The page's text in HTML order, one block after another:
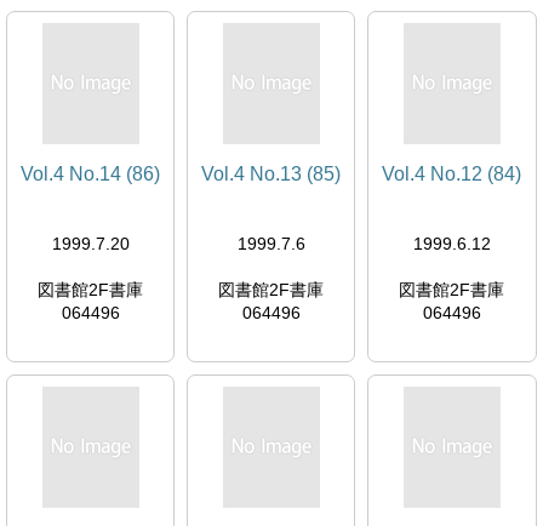
Vol.4 No.14 (86)
1999.7.20
図書館2F書庫
064496
Vol.4 No.13 (85)
1999.7.6
図書館2F書庫
064496
Vol.4 No.12 (84)
1999.6.12
図書館2F書庫
064496